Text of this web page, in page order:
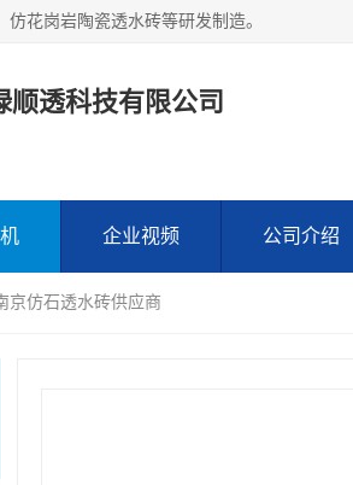
花岗岩陶瓷透水砖等研发制造。
顺透科技有限公司
企业视频 公司介绍
京仿石透水砖供应商